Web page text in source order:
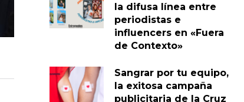
la difusa línea entre
periodistas e
influencers en «Fuera
de Contexto»
Sangrar por tu equipo,
la exitosa campaña
publicitaria de la Cruz